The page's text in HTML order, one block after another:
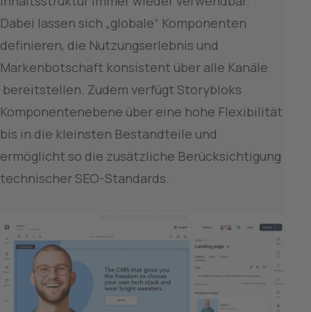
Dabei lassen sich „globale“ Komponenten
definieren, die Nutzungserlebnis und
Markenbotschaft konsistent über alle Kanäle
bereitstellen. Zudem verfügt Storybloks
Komponentenebene über eine hohe Flexibilität
bis in die kleinsten Bestandteile und
ermöglicht so die zusätzliche Berücksichtigung
technischer SEO-Standards.